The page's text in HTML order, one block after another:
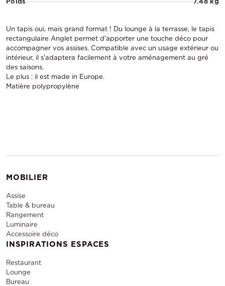
Un tapis oui, mais grand format ! Du lounge à la terrasse, le tapis
rectangulaire Anglet permet d'apporter une touche déco pour
accompagner vos assises. Compatible avec un usage extérieur ou
intérieur, il s'adaptera facilement à votre aménagement au gré
des saisons.
Le plus : il est made in Europe.
Matière polypropylène
MOBILIER
Assise
Table & bureau
Rangement
Luminaire
Accessoire déco
INSPIRATIONS ESPACES
Restaurant
Lounge
Bureau